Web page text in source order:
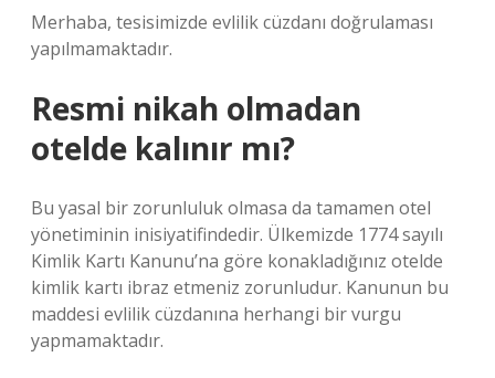
Merhaba, tesisimizde evlilik cüzdanı doğrulaması
yapılmamaktadır.
Resmi nikah olmadan
otelde kalınır mı?
Bu yasal bir zorunluluk olmasa da tamamen otel
yönetiminin inisiyatifindedir. Ülkemizde 1774 sayılı
Kimlik Kartı Kanunu’na göre konakladığınız otelde
kimlik kartı ibraz etmeniz zorunludur. Kanunun bu
maddesi evlilik cüzdanına herhangi bir vurgu
yapmamaktadır.